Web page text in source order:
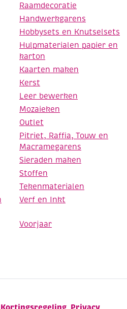
Raamdecoratie
Handwerkgarens
Hobbysets en Knutselsets
Hulpmaterialen papier en
karton
Kaarten maken
Kerst
Leer bewerken
Mozaieken
Outlet
Pitriet, Raffia, Touw en
Macramegarens
Sieraden maken
Stoffen
Tekenmaterialen
Verf en Inkt
Voorjaar